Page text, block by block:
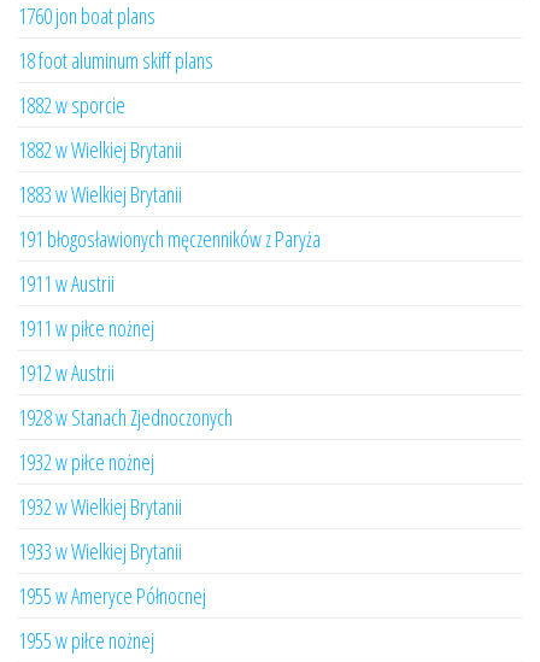
1760 jon boat plans
18 foot aluminum skiff plans
1882 w sporcie
1882 w Wielkiej Brytanii
1883 w Wielkiej Brytanii
191 błogosławionych męczenników z Paryża
1911 w Austrii
1911 w piłce nożnej
1912 w Austrii
1928 w Stanach Zjednoczonych
1932 w piłce nożnej
1932 w Wielkiej Brytanii
1933 w Wielkiej Brytanii
1955 w Ameryce Północnej
1955 w piłce nożnej